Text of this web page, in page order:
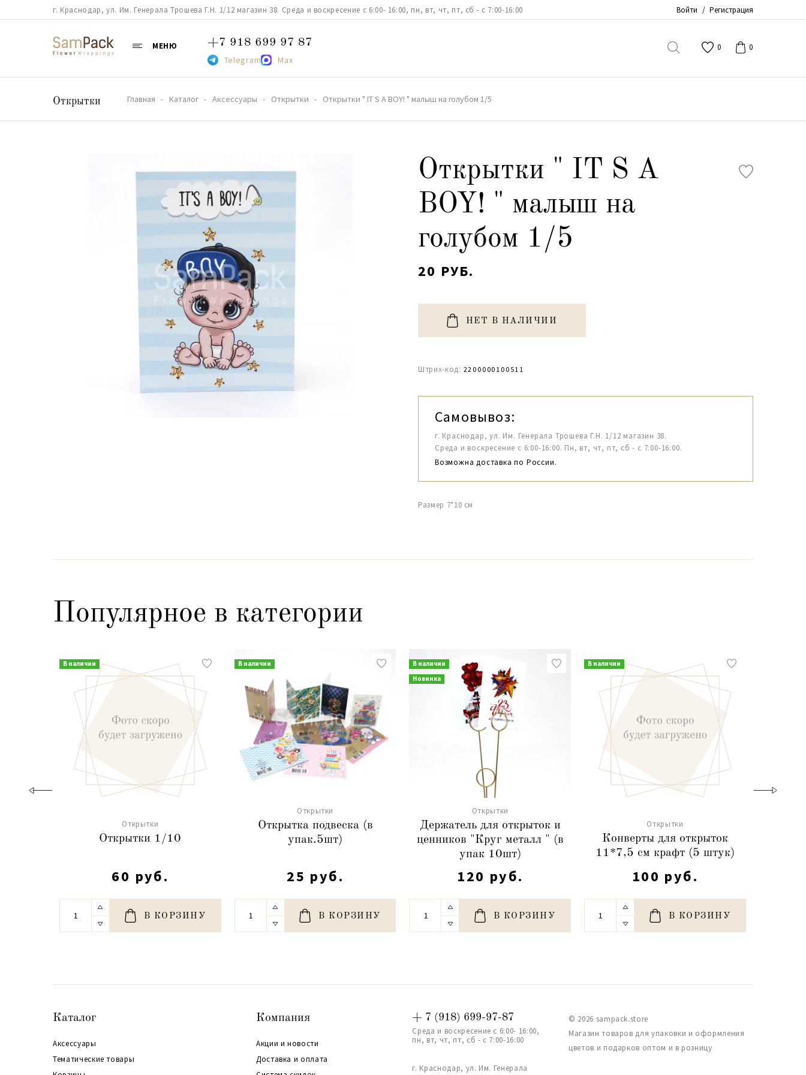
г. Краснодар, ул. Им. Генерала Трошева Г.Н. 1/12 магазин 38. Среда и воскресение с 6:00- 16:00, пн, вт, чт, пт, сб - с 7:00-16:00 Войти / Регистрация
МЕНЮ +7 918 699 97 87
Telegram Max
0 0
Открытки Главная Каталог Аксессуары Открытки Открытки " IT S A BOY! " малыш на голубом 1/5
Открытки " IT S A
BOY! " малыш на
голубом 1/5
20 РУБ.
НЕТ В НАЛИЧИИ
Штрих-код: 2200000100511
Самовывоз:
г. Краснодар, ул. Им. Генерала Трошева Г.Н. 1/12 магазин 38.
Среда и воскресение с 6:00-16:00. Пн, вт, чт, пт, сб - с 7:00-16:00.
Возможна доставка по России.
Размер 7*10 см
Популярное в категории
В наличии
Открытки
Открытки 1/10
60 руб.
В КОРЗИНУ
В наличии
Открытки
Открытка подвеска (в
упак.5шт)
25 руб.
В КОРЗИНУ
В наличии
Новинка
Открытки
Держатель для открыток и
ценников "Круг металл " (в
упак 10шт)
120 руб.
В КОРЗИНУ
В наличии
Открытки
Конверты для открыток
11*7,5 см крафт (5 штук)
100 руб.
В КОРЗИНУ
Каталог
Аксессуары
Тематические товары
Компания
Акции и новости
Доставка и оплата
+ 7 (918) 699-97-87
Среда и воскресение с 6:00- 16:00,
пн, вт, чт, пт, сб - с 7:00-16:00
г. Краснодар, ул. Им. Генерала
© 2026 sampack.store
Магазин товаров для упаковки и оформления
цветов и подарков оптом и в розницу